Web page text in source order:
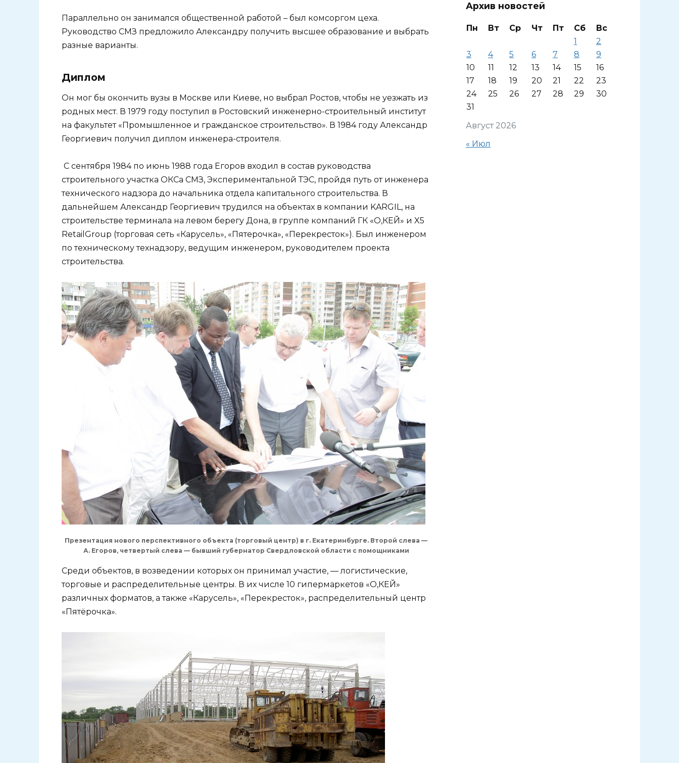
Параллельно он занимался общественной работой – был комсоргом цеха.
Руководство СМЗ предложило Александру получить высшее образование и выбрать
разные варианты.
Диплом
Он мог бы окончить вузы в Москве или Киеве, но выбрал Ростов, чтобы не уезжать из
родных мест. В 1979 году поступил в Ростовский инженерно-строительный институт
на факультет «Промышленное и гражданское строительство». В 1984 году Александр
Георгиевич получил диплом инженера-строителя.
С сентября 1984 по июнь 1988 года Егоров входил в состав руководства
строительного участка ОКСа СМЗ, Экспериментальной ТЭС, пройдя путь от инженера
технического надзора до начальника отдела капитального строительства. В
дальнейшем Александр Георгиевич трудился на объектах в компании KARGIL, на
строительстве терминала на левом берегу Дона, в группе компаний ГК «О,КЕЙ» и X5
RetailGroup (торговая сеть «Карусель», «Пятерочка», «Перекресток»). Был инженером
по техническому технадзору, ведущим инженером, руководителем проекта
строительства.
Презентация нового перспективного объекта (торговый центр) в г. Екатеринбурге. Второй слева —
А. Егоров, четвертый слева — бывший губернатор Свердловской области с помощниками
Среди объектов, в возведении которых он принимал участие, — логистические,
торговые и распределительные центры. В их числе 10 гипермаркетов «О,КЕЙ»
различных форматов, а также «Карусель», «Перекресток», распределительный центр
«Пятёрочка».
Архив новостей
Август 2026
Пн Вт Ср Чт Пт Сб
Вс
1
2
3
4 5 6 7 8
9
10
11 12 13 14 15
16
17
18 19 20 21 22
23
24
25 26 27 28 29
30
31
« Июл